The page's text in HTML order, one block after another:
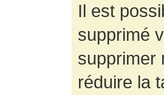
Il est
supprimé
supprimer
réduire la